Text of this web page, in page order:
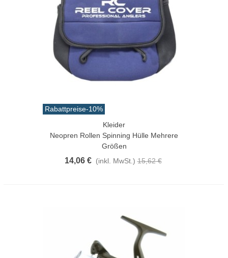
Rabattpreise-10%
Kleider
Neopren Rollen Spinning Hülle Mehrere
Größen
14,06 € (inkl. MwSt.) 15,62 €